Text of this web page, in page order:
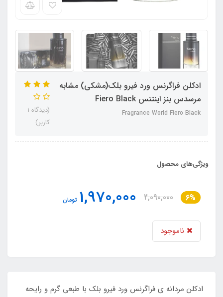
ادکلن فراگرنس ورد فیرو بلک(مشکی) مشابه
مرسدس بنز اینتنس Fiero Black
Fragrance World Fiero Black
(دیدگاه 1
کاربر)
ویژگی‌های محصول
6%
2,090,000
1,970,000 تومان
ناموجود
ادکلن مردانه ی فراگرنس ورد فیرو بلک با طبعی گرم و رایحه